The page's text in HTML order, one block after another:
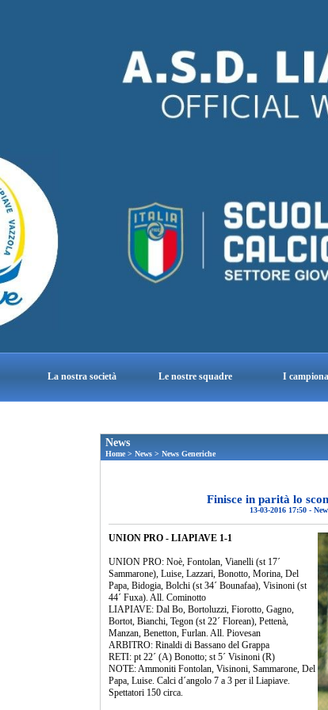
La nostra società Le nostre squadre I
News
Home> News> News Generiche
Finisce in parità lo
13-03-2016 17:50-
UNION PRO - LIAPIAVE 1-1
UNION PRO: Noè, Fontolan, Vianelli (st 17´
Sammarone), Luise, Lazzari, Bonotto, Morina, Del
Papa, Bidogia, Bolchi (st 34´ Bounafaa), Visinoni (st
44´ Fuxa). All. Cominotto
LIAPIAVE: Dal Bo, Bortoluzzi, Fiorotto, Gagno,
Bortot, Bianchi, Tegon (st 22´ Florean), Pettenà,
Manzan, Benetton, Furlan. All. Piovesan
ARBITRO: Rinaldi di Bassano del Grappa
RETI: pt 22´ (A) Bonotto; st 5´ Visinoni (R)
NOTE: Ammoniti Fontolan, Visinoni, Sammarone, Del
Papa, Luise. Calci d´angolo 7 a 3 per il Liapiave.
Spettatori 150 circa.